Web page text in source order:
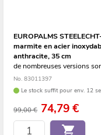
EUROPALMS
marmite en acier
anthracite, 35 cm
de nombreuses versions
No. 83011397
Le stock suffit pour env. 12
99,00 € 74,79€